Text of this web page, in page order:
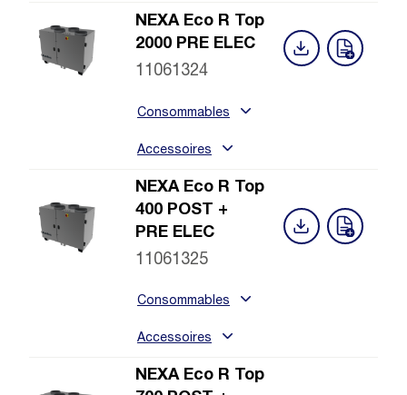
NEXA Eco R Top
2000 PRE ELEC
11061324
Consommables
Accessoires
NEXA Eco R Top
400 POST +
PRE ELEC
11061325
Consommables
Accessoires
NEXA Eco R Top